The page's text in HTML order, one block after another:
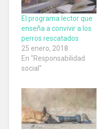
El programa lector que
enseña a convivir a los
perros rescatados
25 enero, 2018
En "Responsabilidad
social"